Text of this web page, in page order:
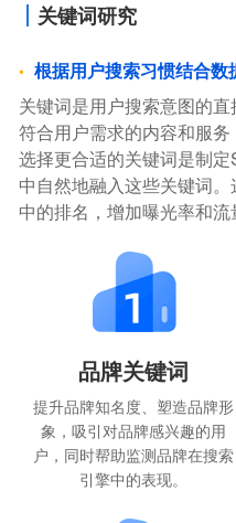
关键词研究
根据用户搜索习惯结合数
关键词是用户搜索意图的
符合用户需求的内容和服务
选择更合适的关键词是制
中自然地融入这些关键词
中的排名，增加曝光率和流
品牌关键词
提升品牌知名度、塑造品牌形
象，吸引对品牌感兴趣的用
户，同时帮助监测品牌在搜索
引擎中的表现。